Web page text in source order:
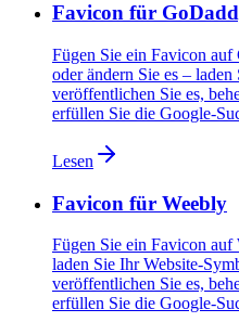
Favicon für
Fügen Sie ein Favicon
oder ändern Sie es –
veröffentlichen Sie es,
erfüllen Sie die Google-
Lesen
Favicon für Weebly
Fügen Sie ein Favicon auf
laden Sie Ihr Website-
veröffentlichen Sie es,
erfüllen Sie die Google-